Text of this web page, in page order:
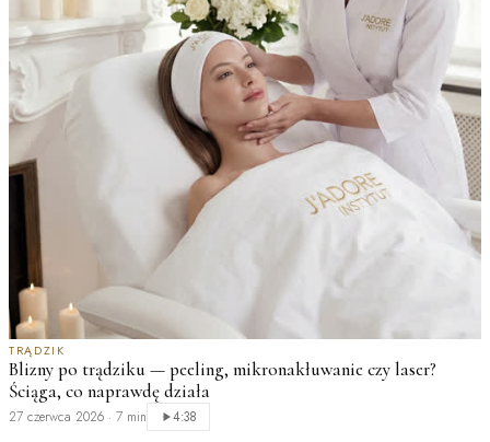
TRĄDZIK
Blizny po trądziku — peeling, mikronakłuwanie czy laser?
Ściąga, co naprawdę działa
27 czerwca 2026 · 7 min 4:38